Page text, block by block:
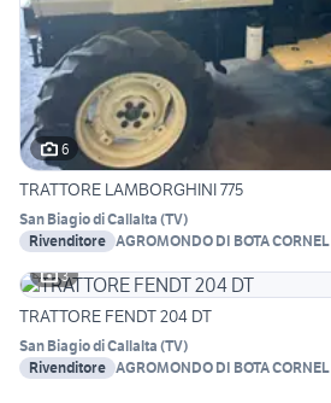
6
TRATTORE LAMBORGHINI 775
San Biagio di Callalta (TV)
Rivenditore AGROMONDO DI BOTA CORNEL
3
TRATTORE FENDT 204 DT
San Biagio di Callalta (TV)
Rivenditore AGROMONDO DI BOTA CORNEL